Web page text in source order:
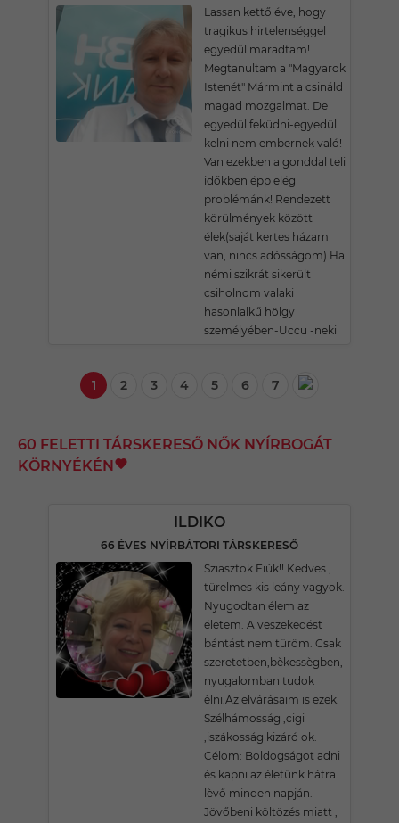
Lassan kettő éve, hogy
tragikus hirtelenséggel
egyedül maradtam!
Megtanultam a "Magyarok
Istenét" Mármint a csináld
magad mozgalmat. De
egyedül feküdni-egyedül
kelni nem embernek való!
Van ezekben a gonddal teli
időkben épp elég
problémánk! Rendezett
körülmények között
élek(saját kertes házam
van, nincs adósságom) Ha
némi szikrát sikerült
csiholnom valaki
hasonlalkű hölgy
személyében-Uccu -neki
1 2 3 4 5 6 7
60 FELETTI TÁRSKERESŐ NŐK NYÍRBOGÁT
KÖRNYÉKÉN
ILDIKO
66 ÉVES NYÍRBÁTORI TÁRSKERESŐ
Sziasztok Fiúk!! Kedves ,
türelmes kis leány vagyok.
Nyugodtan élem az
életem. A veszekedést
bántást nem türöm. Csak
szeretetben,bèkessègben,
nyugalomban tudok
èlni.Az elvárásaim is ezek.
Szélhámosság ,cigi
,iszákosság kizáró ok.
Célom: Boldogságot adni
és kapni az életünk hátra
lèvő minden napján.
Jövőbeni költözés miatt ,